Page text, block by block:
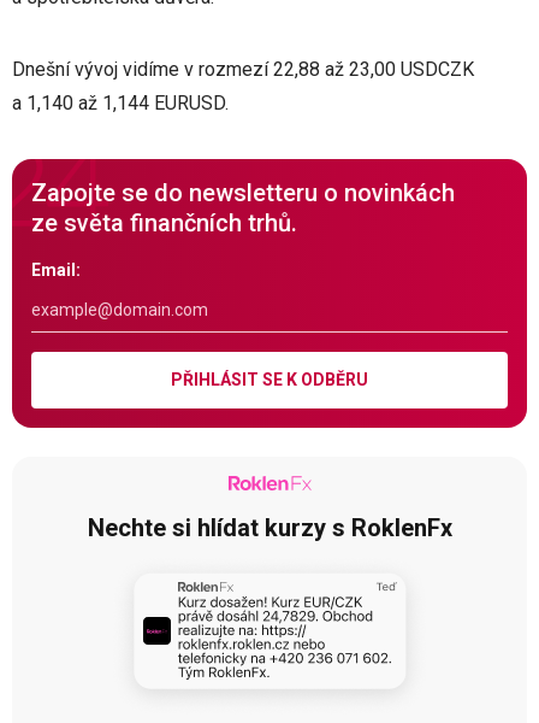
Dnešní vývoj vidíme v rozmezí 22,88 až 23,00 USDCZK
a 1,140 až 1,144 EURUSD.
Zapojte se do newsletteru o novinkách
ze světa finančních trhů.
Email:
PŘIHLÁSIT SE K ODBĚRU
Nechte si hlídat kurzy s RoklenFx